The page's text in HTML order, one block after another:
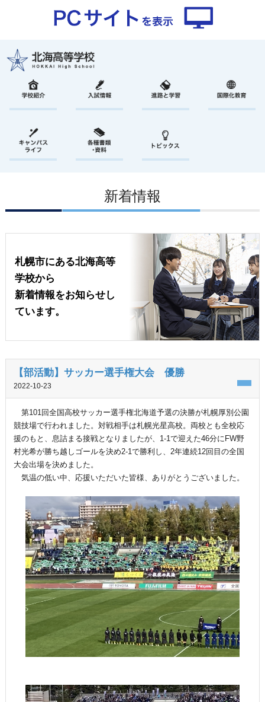
新着情報
札幌市にある北海高等
学校から
新着情報をお知らせし
ています。
【部活動】サッカー選手権大会 優勝
2022-10-23
第101回全国高校サッカー選手権北海道予選の決勝が札幌厚別公園
競技場で行われました。対戦相手は札幌光星高校。両校とも全校応
援のもと、息詰まる接戦となりましたが、1-1で迎えた46分にFW野
村光希が勝ち越しゴールを決め2-1で勝利し、2年連続12回目の全国
大会出場を決めました。
気温の低い中、応援いただいた皆様、ありがとうございました。